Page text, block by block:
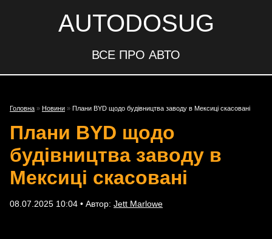
AUTODOSUG
ВСЕ ПРО АВТО
Головна » Новини » Плани BYD щодо будівництва заводу в Мексиці скасовані
Плани BYD щодо
будівництва заводу в
Мексиці скасовані
08.07.2025 10:04 • Автор: Jett Marlowe